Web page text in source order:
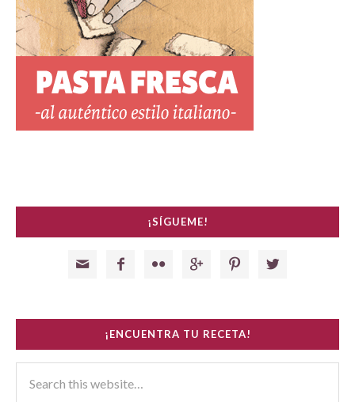
¡SÍGUEME!
     
¡ENCUENTRA TU RECETA!